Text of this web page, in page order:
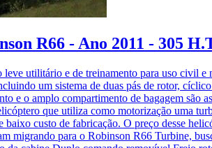
R66 - Ano 2011 - 305
utilitário e de treinamento para uso civil
um sistema de duas pás de rotor,
e o amplo compartimento de bagagem
que utiliza como motorização uma
custo de fabricação. O preço desse
migrando para o Robinson R66 Turbine,